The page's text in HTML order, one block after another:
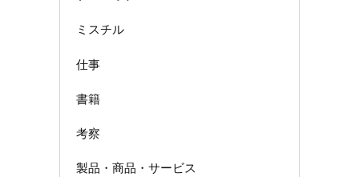
ミスチル
仕事
書籍
考察
製品・商品・サービス